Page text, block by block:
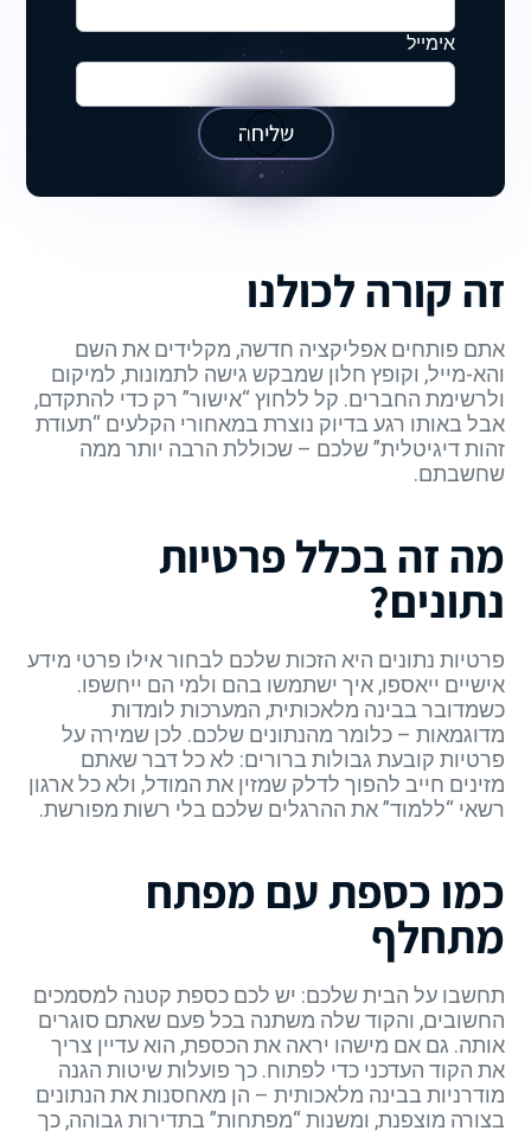
אימייל
שליחה
זה קורה לכולנו
אתם פותחים אפליקציה חדשה, מקלידים את השם
והא-מייל, וקופץ חלון שמבקש גישה לתמונות, למיקום
ולרשימת החברים. קל ללחוץ “אישור” רק כדי להתקדם,
אבל באותו רגע בדיוק נוצרת במאחורי הקלעים “תעודת
זהות דיגיטלית” שלכם – שכוללת הרבה יותר ממה
שחשבתם.
מה זה בכלל פרטיות
נתונים?
פרטיות נתונים היא הזכות שלכם לבחור אילו פרטי מידע
אישיים ייאספו, איך ישתמשו בהם ולמי הם ייחשפו.
כשמדובר בבינה מלאכותית, המערכות לומדות
מדוגמאות – כלומר מהנתונים שלכם. לכן שמירה על
פרטיות קובעת גבולות ברורים: לא כל דבר שאתם
מזינים חייב להפוך לדלק שמזין את המודל, ולא כל ארגון
רשאי “ללמוד” את ההרגלים שלכם בלי רשות מפורשת.
כמו כספת עם מפתח
מתחלף
תחשבו על הבית שלכם: יש לכם כספת קטנה למסמכים
החשובים, והקוד שלה משתנה בכל פעם שאתם סוגרים
אותה. גם אם מישהו יראה את הכספת, הוא עדיין צריך
את הקוד העדכני כדי לפתוח. כך פועלות שיטות הגנה
מודרניות בבינה מלאכותית – הן מאחסנות את הנתונים
בצורה מוצפנת, ומשנות “מפתחות” בתדירות גבוהה, כך